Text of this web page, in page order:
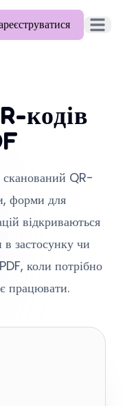
кодів
сканований QR-
форми для
відкриваються
застосунку чи
коли потрібно
працювати.